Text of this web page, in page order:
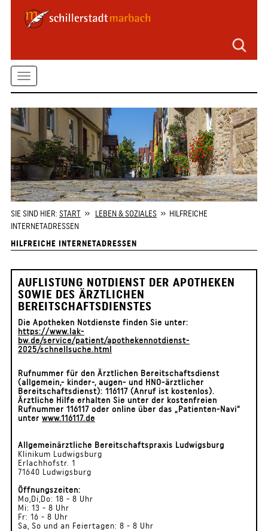
Seitenbereiche
springen
Zum
Inhalt
springen
Kontaktformular
springen
Zur
Startseite
springen
Toggle
SIE SIND HIER: START» LEBEN & SOZIALES» HILFREICHE
INTERNETADRESSEN
HILFREICHE INTERNETADRESSEN
AUFLISTUNG NOTDIENST DER APOTHEKEN
SOWIE DES ÄRZTLICHEN
BEREITSCHAFTSDIENSTES
Die Apotheken Notdienste finden Sie unter:
https://www.lak-
bw.de/service/patient/apothekennotdienst-
2025/schnellsuche.html
Rufnummer für den Ärztlichen Bereitschaftsdienst
(allgemein,- kinder-, augen- und HNO-ärztlicher
Bereitschaftsdienst): 116117 (Anruf ist kostenlos).
Ärztliche Hilfe erhalten Sie unter der kostenfreien
Rufnummer 116117 oder online über das „Patienten-Navi“
unter www.116117.de
Allgemeinärztliche Bereitschaftspraxis Ludwigsburg
Klinikum Ludwigsburg
Erlachhofstr. 1
71640 Ludwigsburg
Öffnungszeiten:
Mo,Di,Do: 18 - 8 Uhr
Mi: 13 - 8 Uhr
Fr: 16 - 8 Uhr
Sa, So und an Feiertagen: 8 - 8 Uhr